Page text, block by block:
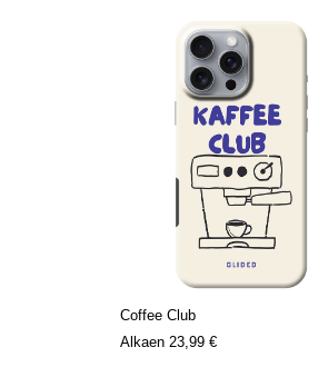
Coffee Club
Alkaen 23,99 €